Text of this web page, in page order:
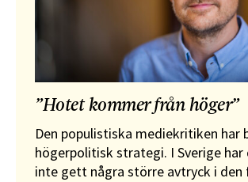
”Hotet kommer från höger”
Den populistiska mediekritiken har
högerpolitisk strategi. I Sverige
inte gett några större avtryck i den